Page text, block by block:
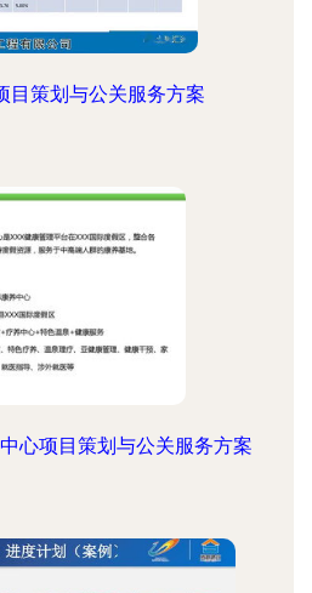
目策划与公关服务方案
中心项目策划与公关服务方案